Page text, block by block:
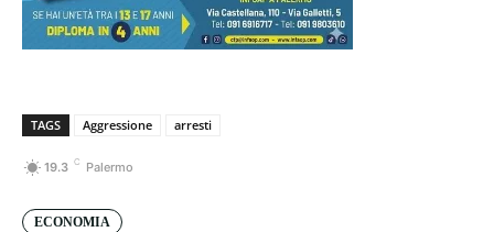
TAGS Aggressione arresti
19.3 C Palermo
ECONOMIA